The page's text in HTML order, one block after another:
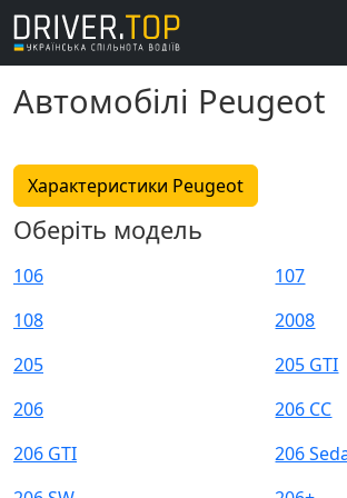
Автомобілі Peugeot
Характеристики Peugeot
Оберіть модель
106
107
108
2008
205
205 GTI
206
206 CC
206 GTI
206